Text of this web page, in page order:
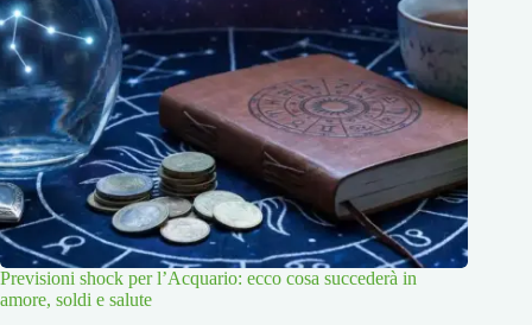
Previsioni shock per l’Acquario: ecco cosa succederà in
amore, soldi e salute